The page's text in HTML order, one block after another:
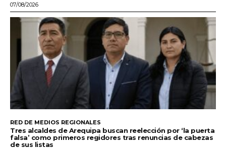
07/08/2026
RED DE MEDIOS REGIONALES
Tres alcaldes de Arequipa buscan reelección por ‘la puerta
falsa’ como primeros regidores tras renuncias de cabezas
de sus listas